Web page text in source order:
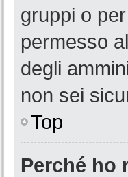
gruppi o
permesso
degli
non sei
Top
Perché ho